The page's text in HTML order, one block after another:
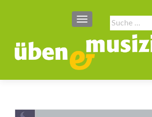
Suche
nach:
SCHALTE NAVIGATION